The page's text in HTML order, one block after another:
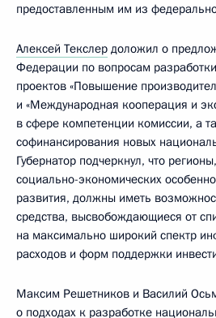
предоставленным им из
Алексей Текслер доложил о
Федерации по вопросам
проектов «Повышение
и «Международная кооперация и
в сфере компетенции комиссии, а
софинансирования новых
Губернатор подчеркнул, что
социально-экономических
развития, должны иметь
средства, высвобождающиеся от
на максимально широкий спектр
расходов и форм поддержки
Максим Решетников и Василий
о подходах к разработке